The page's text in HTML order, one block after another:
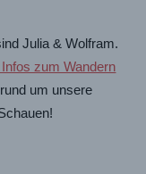
Julia & Wolfram.
zum Wandern
um unsere